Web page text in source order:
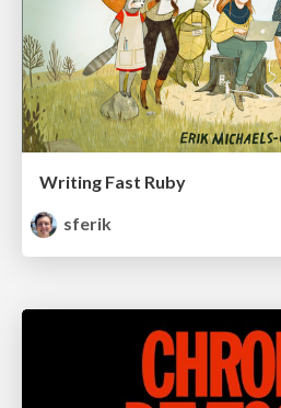
Writing Fast Ruby
sferik